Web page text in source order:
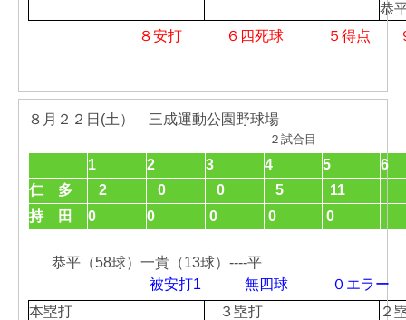
恭
８安打 ６四死球 ５得点 ９
８月２２日(土） 三成運動公園野球場
２試合目
1 2 3 4 5
6
仁 多
2 0 0 5
11
持 田
0 0 0 0 0
恭平（58球）一貴（13球）----平
被安打1 無四球 ０エ
本塁打
３塁打 ２